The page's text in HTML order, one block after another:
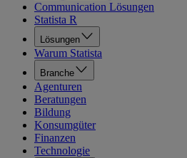
Communication Lösungen
Statista R
Lösungen
Warum Statista
Branche
Agenturen
Beratungen
Bildung
Konsumgüter
Finanzen
Technologie